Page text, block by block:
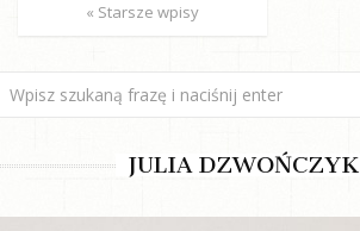
« Starsze wpisy
JULIA DZWOŃCZYK